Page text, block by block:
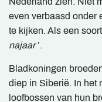
even verbaasd onder
te kijken. Als een
najaar’.
Bladkoningen
diep in Siberië. In het
loofbossen van hun